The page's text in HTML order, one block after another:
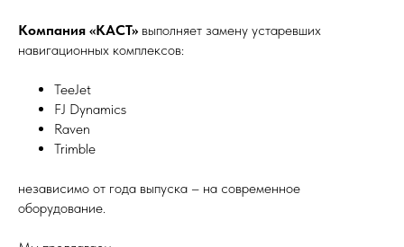
Компания «КАСТ» выполняет замену устаревших
навигационных комплексов:
TeeJet
FJ Dynamics
Raven
Trimble
независимо от года выпуска – на современное
оборудование.